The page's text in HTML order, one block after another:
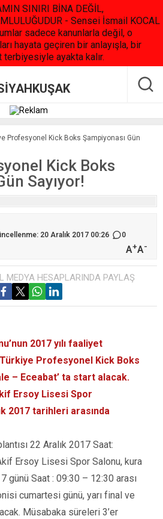
SINIRI BİNA DEĞİL,
- Sensei İsmail KOCAL
sadece kanunlarla değil, o
hayata geçiren bir anlayışla, bir
terbiyesiyle ayakta kalır.
Profesyonel Kick Boks Şampiyonası Gün
Kick Boks
Sayıyor!
20 Aralık 2017 00:26
0
A+A-
MEDYA HESAPLARINDA PAYLAŞ
2017 yılı faaliyet
Profesyonel Kick Boks
– Eceabat’ ta start alacak.
Ersoy Lisesi Spor
2017 tarihleri arasında
22 Aralık 2017 Saat:
Ersoy Lisesi Spor Salonu, kura
günü Saat : 09:30 – 12:30 arası
cumartesi günü, yarı final ve
Müsabaka süreleri 3’er